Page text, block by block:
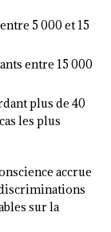
5 000 et 15
entre 15 000
plus de 40
les plus
accrue
sur la